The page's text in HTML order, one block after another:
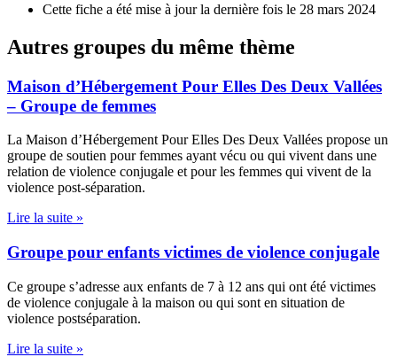
Cette fiche a été mise à jour la dernière fois le 28 mars 2024
Autres groupes du même thème
Maison d’Hébergement Pour Elles Des Deux Vallées
– Groupe de femmes
La Maison d’Hébergement Pour Elles Des Deux Vallées propose un
groupe de soutien pour femmes ayant vécu ou qui vivent dans une
relation de violence conjugale et pour les femmes qui vivent de la
violence post-séparation.
Lire la suite »
Groupe pour enfants victimes de violence conjugale
Ce groupe s’adresse aux enfants de 7 à 12 ans qui ont été victimes
de violence conjugale à la maison ou qui sont en situation de
violence postséparation.
Lire la suite »